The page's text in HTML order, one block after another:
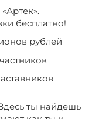
бесплатно!
рублей
ты найдешь